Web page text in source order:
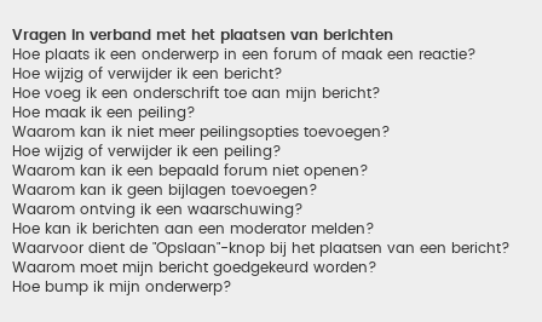
Vragen in verband met het plaatsen van berichten
Hoe plaats ik een onderwerp in een forum of maak een reactie?
Hoe wijzig of verwijder ik een bericht?
Hoe voeg ik een onderschrift toe aan mijn bericht?
Hoe maak ik een peiling?
Waarom kan ik niet meer peilingsopties toevoegen?
Hoe wijzig of verwijder ik een peiling?
Waarom kan ik een bepaald forum niet openen?
Waarom kan ik geen bijlagen toevoegen?
Waarom ontving ik een waarschuwing?
Hoe kan ik berichten aan een moderator melden?
Waarvoor dient de "Opslaan"-knop bij het plaatsen van een bericht?
Waarom moet mijn bericht goedgekeurd worden?
Hoe bump ik mijn onderwerp?